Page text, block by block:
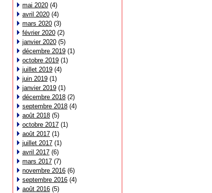
mai 2020 (4)
avril 2020 (4)
mars 2020 (3)
février 2020 (2)
janvier 2020 (5)
décembre 2019 (1)
octobre 2019 (1)
juillet 2019 (4)
juin 2019 (1)
janvier 2019 (1)
décembre 2018 (2)
septembre 2018 (4)
août 2018 (5)
octobre 2017 (1)
août 2017 (1)
juillet 2017 (1)
avril 2017 (6)
mars 2017 (7)
novembre 2016 (6)
septembre 2016 (4)
août 2016 (5)